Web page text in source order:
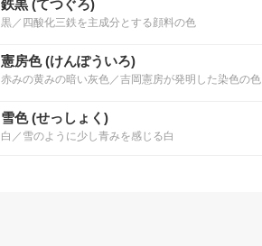
鉄黒 (てつぐろ)
黒／四酸化三鉄を主成分とする顔料の色
憲房色 (けんぽういろ)
赤みの黄みの暗い灰色／吉岡憲房が発明した染色の色
雪色 (せっしょく)
白／雪のように少し青みを感じる白